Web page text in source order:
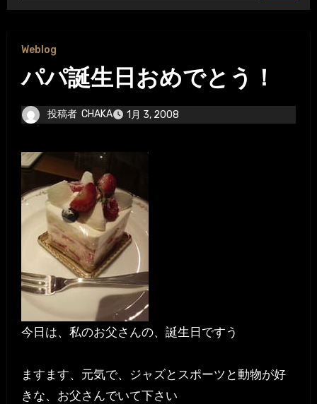
Weblog
パパ誕生日おめでとう！
投稿者 CHAKA 1月 3, 2008
今日は、私のお父さんの、誕生日ですう
ますます、元気で、ジャズとスポーツと動物が好
きな、お父さんでいて下さい